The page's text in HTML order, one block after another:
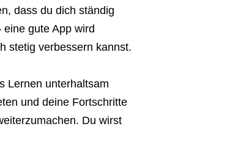
dass du dich ständig
gute App wird
stetig verbessern kannst.
Lernen unterhaltsam
und deine Fortschritte
Du wirst